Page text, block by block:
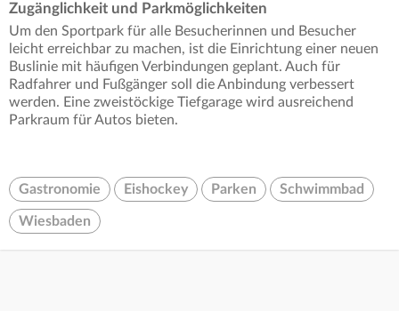
Zugänglichkeit und Parkmöglichkeiten
Um den Sportpark für alle Besucherinnen und Besucher
leicht erreichbar zu machen, ist die Einrichtung einer neuen
Buslinie mit häufigen Verbindungen geplant. Auch für
Radfahrer und Fußgänger soll die Anbindung verbessert
werden. Eine zweistöckige Tiefgarage wird ausreichend
Parkraum für Autos bieten.
Gastronomie Eishockey Parken Schwimmbad
Wiesbaden